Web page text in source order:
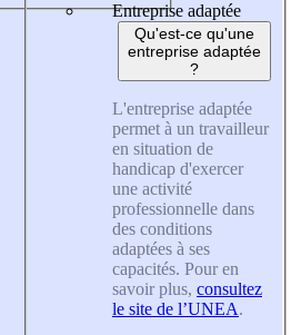
Entreprise adaptée
Qu'est-ce qu'une
entreprise adaptée
?
L'entreprise adaptée
permet à un travailleur
en situation de
handicap d'exercer
une activité
professionnelle dans
des conditions
adaptées à ses
capacités. Pour en
savoir plus, consultez
le site de l’UNEA.